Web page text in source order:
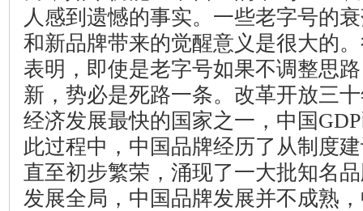
人感到遗憾的事实。一些老字号的
和新品牌带来的觉醒意义是很大的
表明，即使是老字号如果不调整思
新，势必是死路一条。改革开放三
经济发展最快的国家之一，中国GDP
此过程中，中国品牌经历了从制度
直至初步繁荣，涌现了一大批知名
发展全局，中国品牌发展并不成熟